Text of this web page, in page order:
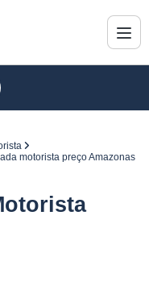
motorista preço Amazonas